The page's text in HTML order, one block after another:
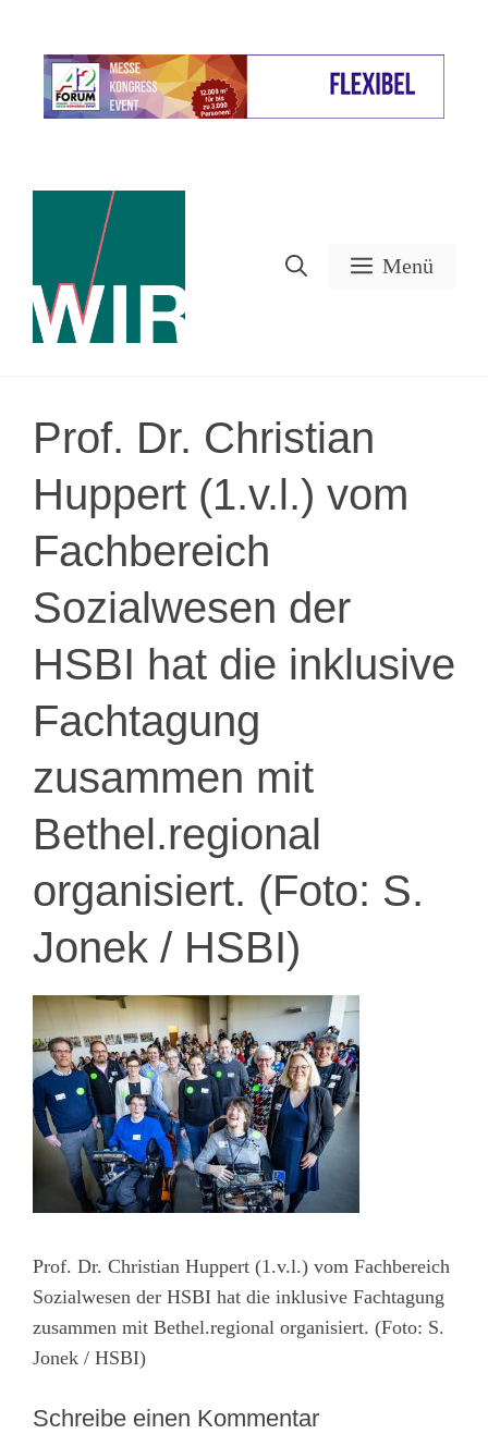
springen
Menü
Prof. Dr. Christian
Huppert (1.v.l.) vom
Fachbereich
Sozialwesen der
HSBI hat die inklusive
Fachtagung
zusammen mit
Bethel.regional
organisiert. (Foto: S.
Jonek / HSBI)
Prof. Dr. Christian Huppert (1.v.l.) vom Fachbereich
Sozialwesen der HSBI hat die inklusive Fachtagung
zusammen mit Bethel.regional organisiert. (Foto: S.
Jonek / HSBI)
Schreibe einen Kommentar